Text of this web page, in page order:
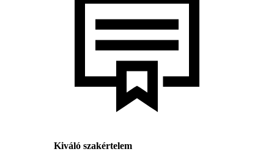
Kiváló szakértelem